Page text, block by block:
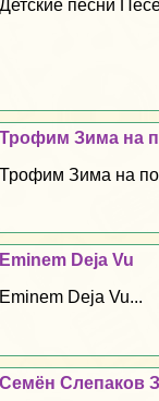
Детские песни
Трофим Зима на
Трофим Зима на
Eminem Deja Vu
Eminem Deja Vu...
Семён Слепаков